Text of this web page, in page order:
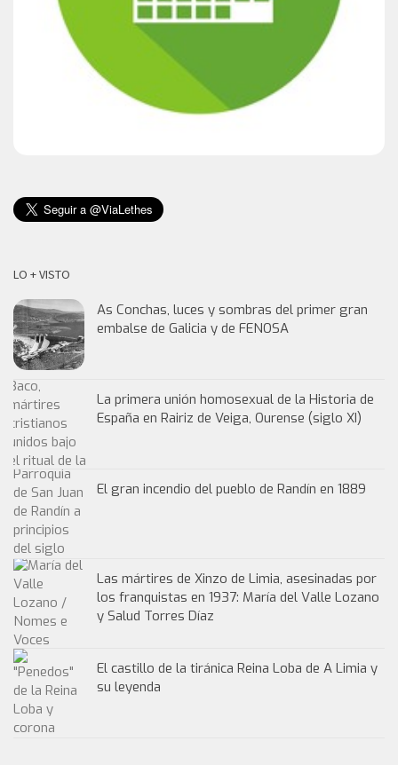
LO + VISTO
As Conchas, luces y sombras del primer gran
embalse de Galicia y de FENOSA
La primera unión homosexual de la Historia de
España en Rairiz de Veiga, Ourense (siglo XI)
El gran incendio del pueblo de Randín en 1889
Las mártires de Xinzo de Limia, asesinadas por
los franquistas en 1937: María del Valle Lozano
y Salud Torres Díaz
El castillo de la tiránica Reina Loba de A Limia y
su leyenda